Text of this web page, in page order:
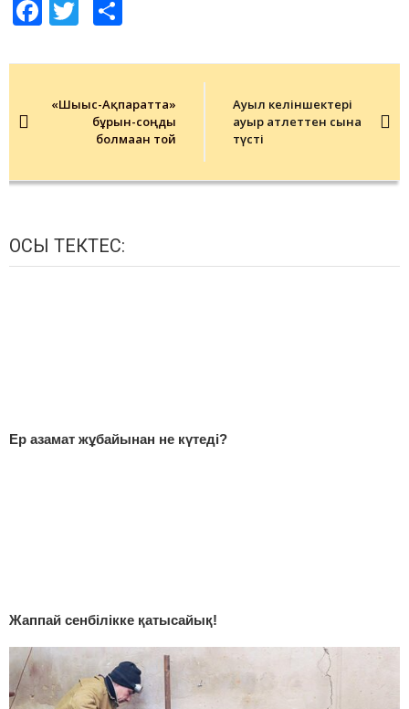
Facebook
Twitter
navigation
«Шығыс-Ақпаратта»
бұрын-соңды
болмаған той
Ауыл келіншектері
ауыр атлеттен сынға
түсті
ОСЫ ТЕКТЕС:
Ер азамат жұбайынан не күтеді?
Жаппай сенбілікке қатысайық!